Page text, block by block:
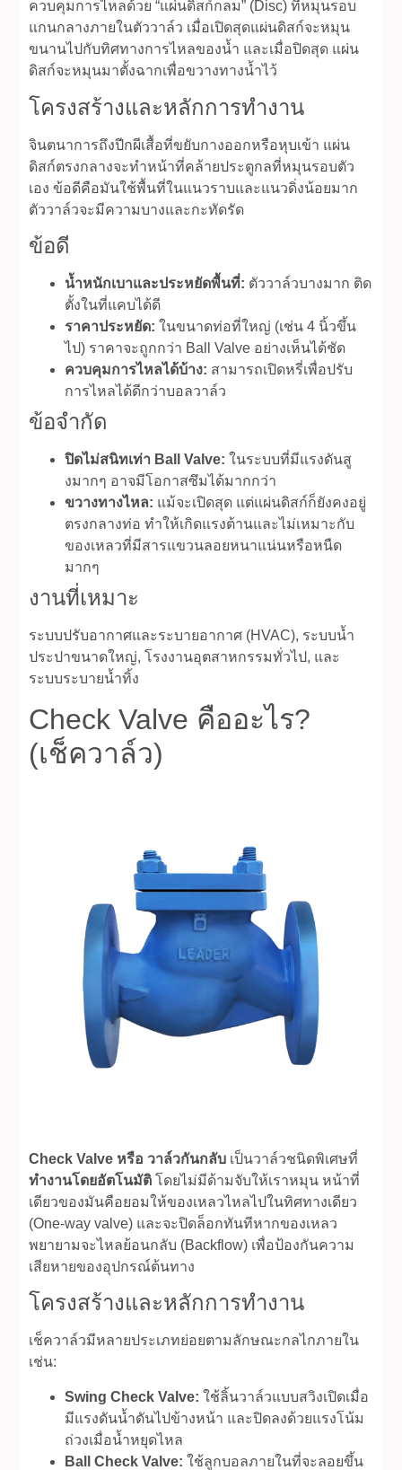
ควบคุมการไหลด้วย “แผ่นดิสก์กลม” (Disc) ที่หมุนรอบ
แกนกลางภายในตัววาล์ว เมื่อเปิดสุดแผ่นดิสก์จะหมุน
ขนานไปกับทิศทางการไหลของน้ำ และเมื่อปิดสุด แผ่น
ดิสก์จะหมุนมาตั้งฉากเพื่อขวางทางน้ำไว้
โครงสร้างและหลักการทำงาน
จินตนาการถึงปีกผีเสื้อที่ขยับกางออกหรือหุบเข้า แผ่น
ดิสก์ตรงกลางจะทำหน้าที่คล้ายประตูกลที่หมุนรอบตัว
เอง ข้อดีคือมันใช้พื้นที่ในแนวราบและแนวดิ่งน้อยมาก
ตัววาล์วจะมีความบางและกะทัดรัด
ข้อดี
น้ำหนักเบาและประหยัดพื้นที่: ตัววาล์วบางมาก ติด
ตั้งในที่แคบได้ดี
ราคาประหยัด: ในขนาดท่อที่ใหญ่ (เช่น 4 นิ้วขึ้น
ไป) ราคาจะถูกกว่า Ball Valve อย่างเห็นได้ชัด
ควบคุมการไหลได้บ้าง: สามารถเปิดหรี่เพื่อปรับ
การไหลได้ดีกว่าบอลวาล์ว
ข้อจำกัด
ปิดไม่สนิทเท่า Ball Valve: ในระบบที่มีแรงดันสู
งมากๆ อาจมีโอกาสซึมได้มากกว่า
ขวางทางไหล: แม้จะเปิดสุด แต่แผ่นดิสก์ก็ยังคงอยู่
ตรงกลางท่อ ทำให้เกิดแรงต้านและไม่เหมาะกับ
ของเหลวที่มีสารแขวนลอยหนาแน่นหรือหนืด
มากๆ
งานที่เหมาะ
ระบบปรับอากาศและระบายอากาศ (HVAC), ระบบน้ำ
ประปาขนาดใหญ่, โรงงานอุตสาหกรรมทั่วไป, และ
ระบบระบายน้ำทิ้ง
Check Valve คืออะไร?
(เช็ควาล์ว)
Check Valve หรือ วาล์วกันกลับ เป็นวาล์วชนิดพิเศษที่
ทำงานโดยอัตโนมัติ โดยไม่มีด้ามจับให้เราหมุน หน้าที่
เดียวของมันคือยอมให้ของเหลวไหลไปในทิศทางเดียว
(One-way valve) และจะปิดล็อกทันทีหากของเหลว
พยายามจะไหลย้อนกลับ (Backflow) เพื่อป้องกันความ
เสียหายของอุปกรณ์ต้นทาง
โครงสร้างและหลักการทำงาน
เช็ควาล์วมีหลายประเภทย่อยตามลักษณะกลไกภายใน
เช่น:
Swing Check Valve: ใช้ลิ้นวาล์วแบบสวิงเปิดเมื่อ
มีแรงดันน้ำดันไปข้างหน้า และปิดลงด้วยแรงโน้ม
ถ่วงเมื่อน้ำหยุดไหล
Ball Check Valve: ใช้ลูกบอลภายในที่จะลอยขึ้น